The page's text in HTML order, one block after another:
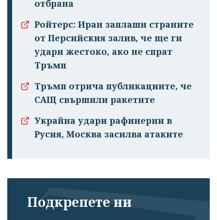
отбрана
Ройтерс: Иран заплаши страните
от Персийския залив, че ще ги
удари жестоко, ако не спрат
Тръмп
Тръмп отрича публикациите, че
САЩ свършили ракетите
Украйна удари рафинерии в
Русия, Москва засилва атаките
Подкрепете ни